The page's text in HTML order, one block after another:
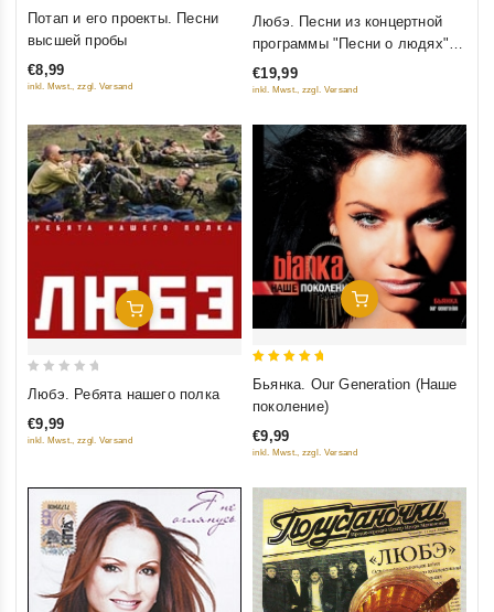
5
Потап и его проекты. Песни
высшей пробы
€8,99
inkl. Mwst., zzgl. Versand
5
Любэ. Песни из концертной
программы "Песни о людях"
(2CD)
€19,99
inkl. Mwst., zzgl. Versand
Добавить В Корзину
of
Любэ. Ребята нашего полка
€9,99
inkl. Mwst., zzgl. Versand
Добавить В Корзину
Бьянка. Our Generation (Наше
поколение)
€9,99
inkl. Mwst., zzgl. Versand